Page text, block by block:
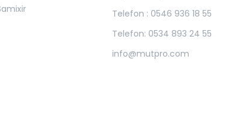
Telefon : 0546 936 18 55
Telefon: 0534 893 24 55
info@mutpro.com